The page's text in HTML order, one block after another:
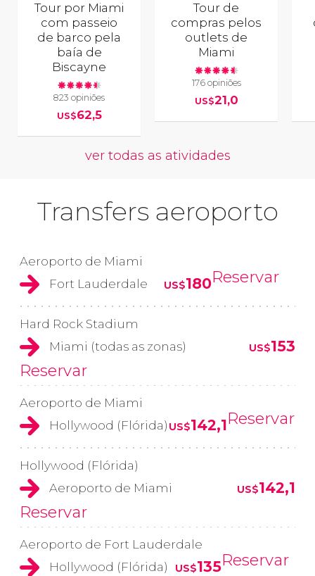
Tour por Miami
com passeio
de barco pela
baía de
Biscayne
823 opiniões
US$62,5
Tour de
compras pelos
outlets de
Miami
176 opiniões
US$21,0
ver todas as atividades
Transfers aeroporto
Aeroporto de Miami
Fort Lauderdale
US$180Reservar
Hard Rock Stadium
Miami (todas as zonas)
US$153
Reservar
Aeroporto de Miami
Hollywood (Flórida) US$142,1Reservar
Hollywood (Flórida)
Aeroporto de Miami
US$142,1
Reservar
Aeroporto de Fort Lauderdale
Hollywood (Flórida)
US$135Reservar